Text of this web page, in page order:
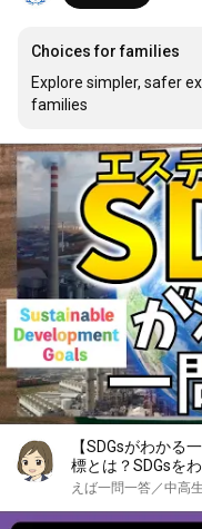
Choices for families
Explore simpler, safer
families
【SDGsがわかる
標とは？SDGsを
えば一問一答／中高